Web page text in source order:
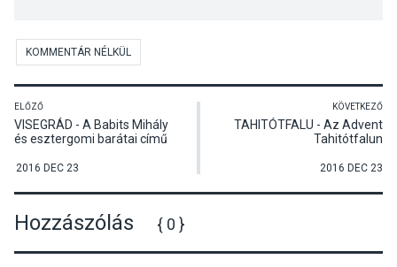
KOMMENTÁR NÉLKÜL
ELŐZŐ
VISEGRÁD - A Babits Mihály
és esztergomi barátai című
2016 DEC 23
KÖVETKEZŐ
TAHITÓTFALU - Az Advent
Tahitótfalun
2016 DEC 23
Hozzászólás { 0 }